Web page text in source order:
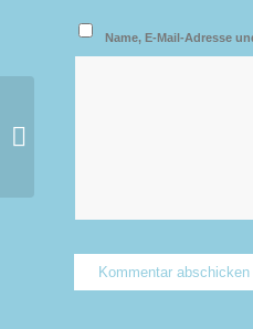
Name, E-Mail-Adresse